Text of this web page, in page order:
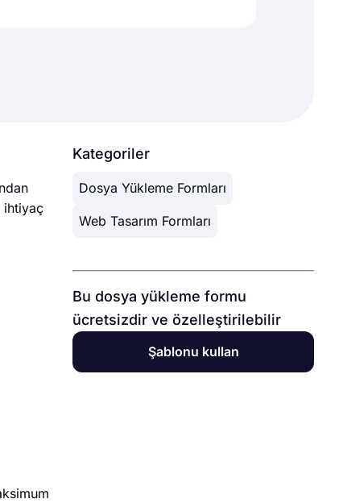
ihtiyaç
Kategoriler
Dosya Yükleme Formları
Web Tasarım Formları
Bu dosya yükleme formu
ücretsizdir ve özelleştirilebilir
Şablonu kullan